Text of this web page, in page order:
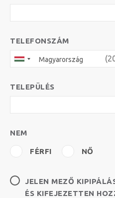
TELEFONSZÁM
Magyarország
TELEPÜLÉS
NEM
FÉRFI NŐ
JELEN MEZŐ
ÉS KIFEJEZETTEN